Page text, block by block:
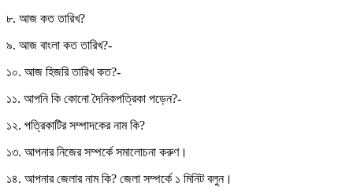
৮. আজ কত তারিখ?
৯. আজ বাংলা কত তারিখ?-
১০. আজ হিজরি তারিখ কত?-
১১. আপনি কি কোনো দৈনিকপত্রিকা পড়েন?-
১২. পত্রিকাটির সম্পাদকের নাম কি?
১৩. আপনার নিজের সম্পর্কে সমালোচনা করুণ।
১৪. আপনার জেলার নাম কি? জেলা সম্পর্কে ১ মিনিট বলুন।